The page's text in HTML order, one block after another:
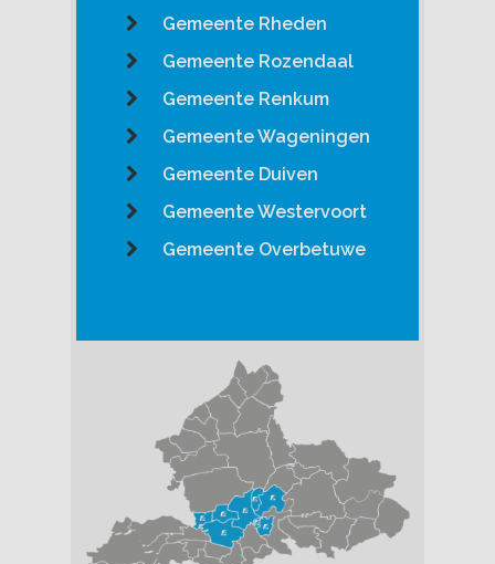
Gemeente Rheden
Gemeente Rozendaal
Gemeente Renkum
Gemeente Wageningen
Gemeente Duiven
Gemeente Westervoort
Gemeente Overbetuwe